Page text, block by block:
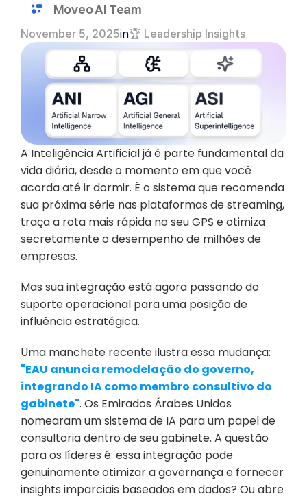
Moveo AI Team
November 5, 2025in🏆 Leadership Insights
A Inteligência Artificial já é parte fundamental da
vida diária, desde o momento em que você
acorda até ir dormir. É o sistema que recomenda
sua próxima série nas plataformas de streaming,
traça a rota mais rápida no seu GPS e otimiza
secretamente o desempenho de milhões de
empresas.
Mas sua integração está agora passando do
suporte operacional para uma posição de
influência estratégica.
"EAU anuncia remodelação do governo,
integrando IA como membro consultivo do
gabinete". Os Emirados Árabes Unidos
nomearam um sistema de IA para um papel de
consultoria dentro de seu gabinete. A questão
para os líderes é: essa integração pode
genuinamente otimizar a governança e fornecer
insights imparciais baseados em dados? Ou abre